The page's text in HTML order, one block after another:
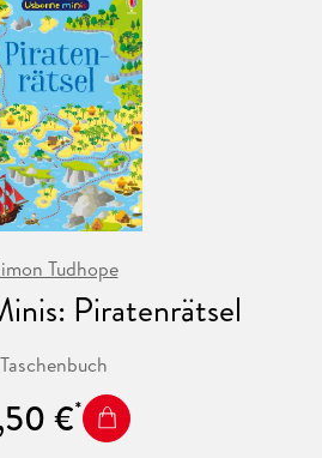
Tudhope
Piratenrätsel
Taschenbuch
€